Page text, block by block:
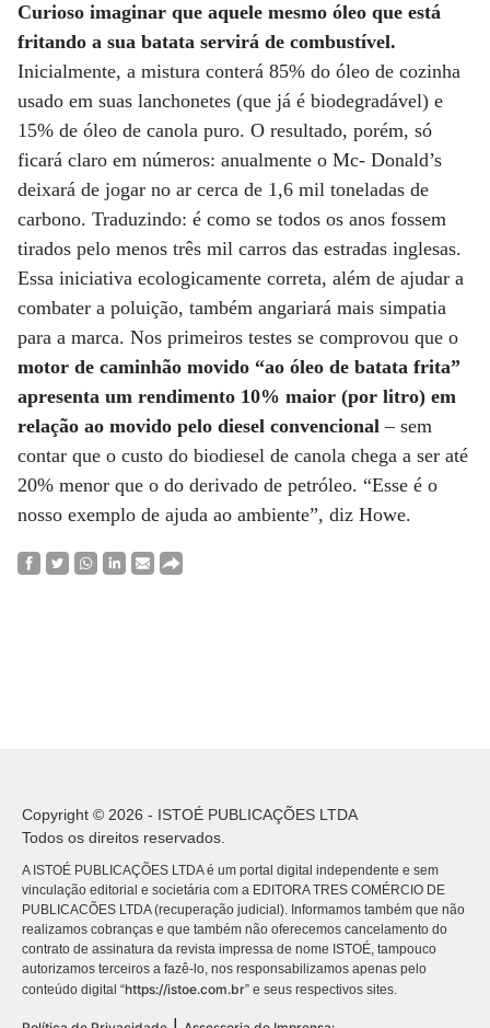
Curioso imaginar que aquele mesmo óleo que está
fritando a sua batata servirá de combustível.
Inicialmente, a mistura conterá 85% do óleo de cozinha
usado em suas lanchonetes (que já é biodegradável) e
15% de óleo de canola puro. O resultado, porém, só
ficará claro em números: anualmente o Mc- Donald’s
deixará de jogar no ar cerca de 1,6 mil toneladas de
carbono. Traduzindo: é como se todos os anos fossem
tirados pelo menos três mil carros das estradas inglesas.
Essa iniciativa ecologicamente correta, além de ajudar a
combater a poluição, também angariará mais simpatia
para a marca. Nos primeiros testes se comprovou que o
motor de caminhão movido “ao óleo de batata frita”
apresenta um rendimento 10% maior (por litro) em
relação ao movido pelo diesel convencional– sem
contar que o custo do biodiesel de canola chega a ser até
20% menor que o do derivado de petróleo. “Esse é o
nosso exemplo de ajuda ao ambiente”, diz Howe.
Copyright © 2026 - ISTOÉ PUBLICAÇÕES LTDA
Todos os direitos reservados.
A ISTOÉ PUBLICAÇÕES LTDA é um portal digital independente e sem
vinculação editorial e societária com a EDITORA TRES COMÉRCIO DE
PUBLICACÕES LTDA (recuperação judicial). Informamos também que não
realizamos cobranças e que também não oferecemos cancelamento do
contrato de assinatura da revista impressa de nome ISTOÉ, tampouco
autorizamos terceiros a fazê-lo, nos responsabilizamos apenas pelo
conteúdo digital “https://istoe.com.br” e seus respectivos sites.